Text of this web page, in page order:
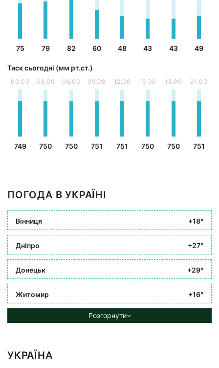
75 79 82 60 48 43 43 49
Тиск сьогодні (мм рт.ст.)
00:00
749
03:00
750
06:00
750
09:00
751
12:00
751
15:00
750
18:00
750
21:00
751
ПОГОДА В УКРАЇНІ
Вінниця +18°
Дніпро +27°
Донецьк +29°
Житомир +16°
Розгорнути
УКРАЇНА